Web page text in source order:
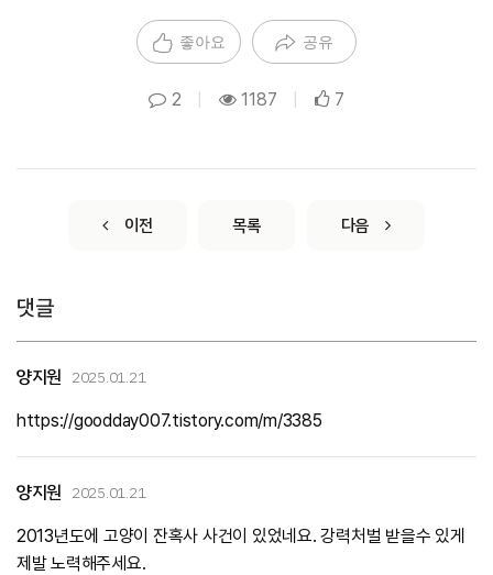
좋아요 공유
2 1187 7
이전 목록 다음
댓글
양지원 2025.01.21
https://goodday007.tistory.com/m/3385
양지원 2025.01.21
2013년도에 고양이 잔혹사 사건이 있었네요. 강력처벌 받을수 있게
제발 노력해주세요.